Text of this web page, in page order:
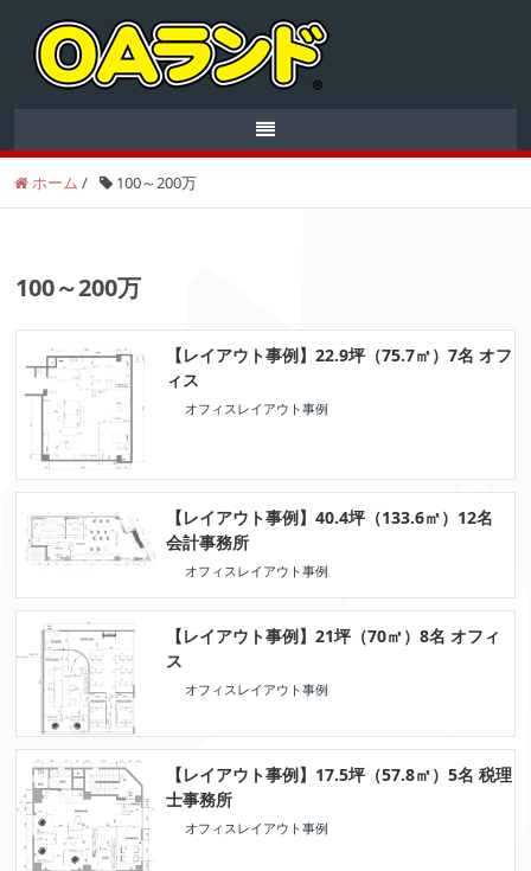
ホーム / 100～200万
100～200万
【レイアウト事例】22.9坪（75.7㎡）7名 オフ
ィス
オフィスレイアウト事例
【レイアウト事例】40.4坪（133.6㎡）12名
会計事務所
オフィスレイアウト事例
【レイアウト事例】21坪（70㎡）8名 オフィ
ス
オフィスレイアウト事例
【レイアウト事例】17.5坪（57.8㎡）5名 税理
士事務所
オフィスレイアウト事例